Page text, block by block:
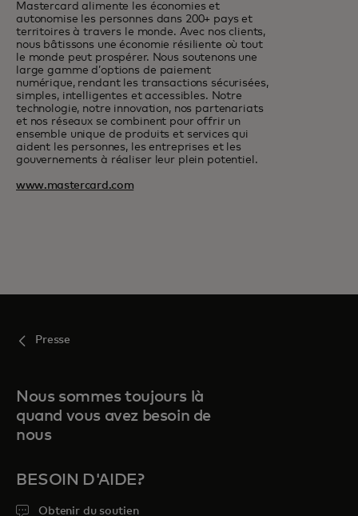
Mastercard alimente les économies et
autonomise les personnes dans 200+ pays et
territoires à travers le monde. Avec nos clients,
nous bâtissons une économie résiliente où tout
le monde peut prospérer. Nous soutenons une
large gamme d’options de paiement
numérique, rendant les transactions sécurisées,
simples, intelligentes et accessibles. Notre
technologie, notre innovation, nos partenariats
et nos réseaux se combinent pour offrir un
ensemble unique de produits et services qui
aident les personnes, les entreprises et les
gouvernements à réaliser leur plein potentiel.
www.mastercard.com
Presse
Nous sommes toujours là
quand vous avez besoin de
nous
BESOIN D'AIDE?
Obtenir du soutien